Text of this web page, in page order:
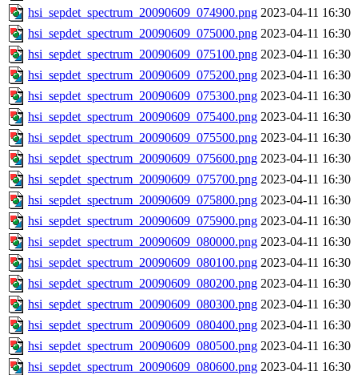
hsi_sepdet_spectrum_20090609_074900.png 2023-04-11 16:30
hsi_sepdet_spectrum_20090609_075000.png 2023-04-11 16:30
hsi_sepdet_spectrum_20090609_075100.png 2023-04-11 16:30
hsi_sepdet_spectrum_20090609_075200.png 2023-04-11 16:30
hsi_sepdet_spectrum_20090609_075300.png 2023-04-11 16:30
hsi_sepdet_spectrum_20090609_075400.png 2023-04-11 16:30
hsi_sepdet_spectrum_20090609_075500.png 2023-04-11 16:30
hsi_sepdet_spectrum_20090609_075600.png 2023-04-11 16:30
hsi_sepdet_spectrum_20090609_075700.png 2023-04-11 16:30
hsi_sepdet_spectrum_20090609_075800.png 2023-04-11 16:30
hsi_sepdet_spectrum_20090609_075900.png 2023-04-11 16:30
hsi_sepdet_spectrum_20090609_080000.png 2023-04-11 16:30
hsi_sepdet_spectrum_20090609_080100.png 2023-04-11 16:30
hsi_sepdet_spectrum_20090609_080200.png 2023-04-11 16:30
hsi_sepdet_spectrum_20090609_080300.png 2023-04-11 16:30
hsi_sepdet_spectrum_20090609_080400.png 2023-04-11 16:30
hsi_sepdet_spectrum_20090609_080500.png 2023-04-11 16:30
hsi_sepdet_spectrum_20090609_080600.png 2023-04-11 16:30